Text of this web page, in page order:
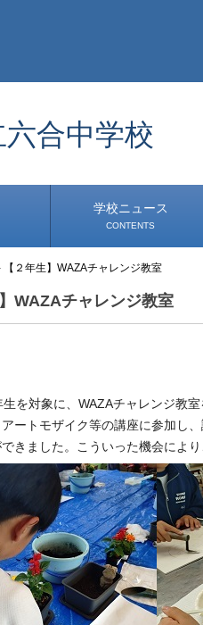
合中学校
学校ニュース
CONTENTS
学校から
安心・安全
1年生
2年生
3年生
事務・保健室から
児童会・部活から
研修
小中連携事業
その他
道徳教育推進事業
生徒発信コーナー
【２年生】WAZAチャレンジ教室
】WAZAチャレンジ教室
生を対象に、WAZAチャレンジ教
アートモザイク等の講座に参加し
きました。こういった機会によ